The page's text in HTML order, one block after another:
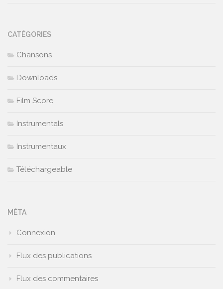
CATÉGORIES
Chansons
Downloads
Film Score
Instrumentals
Instrumentaux
Téléchargeable
MÉTA
Connexion
Flux des publications
Flux des commentaires